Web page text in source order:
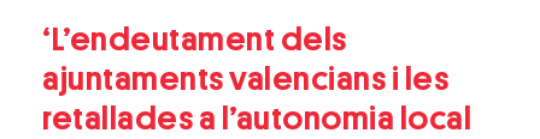
‘L’endeutament dels
ajuntaments valencians i les
retallades a l’autonomia local